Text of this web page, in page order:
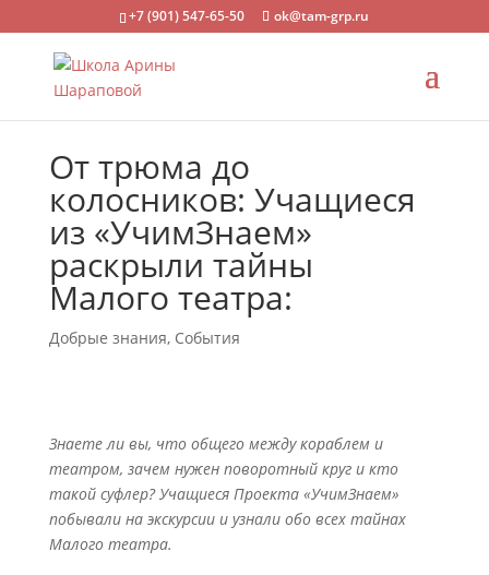
+7 (901) 547-65-50 ok@tam-grp.ru
От трюма до
колосников: Учащиеся
из «УчимЗнаем»
раскрыли тайны
Малого театра:
Добрые знания, События
Знаете ли вы, что общего между кораблем и
театром, зачем нужен поворотный круг и кто
такой суфлер? Учащиеся Проекта «УчимЗнаем»
побывали на экскурсии и узнали обо всех тайнах
Малого театра.